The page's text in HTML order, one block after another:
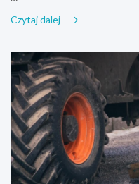
Czytaj dalej